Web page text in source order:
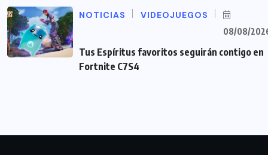
NOTICIAS VIDEOJUEGOS
08/08/
Tus Espíritus favoritos seguirán contigo en
Fortnite C7S4